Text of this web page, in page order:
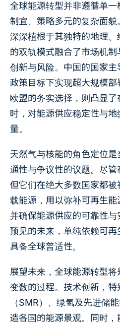
全球能源转型并非遵循单
制宜、策略多元的复杂面
深深植根于其独特的地理
的双轨模式融合了市场机
创新与风险。中国的国家
政策目标下实现超大规模
欧盟的务实选择，则凸显
时，对能源供应稳定性与
量。
天然气与核能的角色定位
通性与争议性的议题。尽管
但它们在绝大多数国家都
载能源，用以弥补可再生能
并确保能源供应的可靠性
预见的未来，单纯依赖可
具备全球普适性。
展望未来，全球能源转型
变数的过程。技术创新，
（SMR）、绿氢及先进储
造各国的能源景观。同时